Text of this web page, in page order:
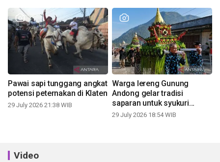
Pawai sapi tunggang angkat
potensi peternakan di Klaten
29 July 2026 21:38 WIB
Warga lereng Gunung
Andong gelar tradisi
saparan untuk syukuri
panen
29 July 2026 18:54 WIB
Video